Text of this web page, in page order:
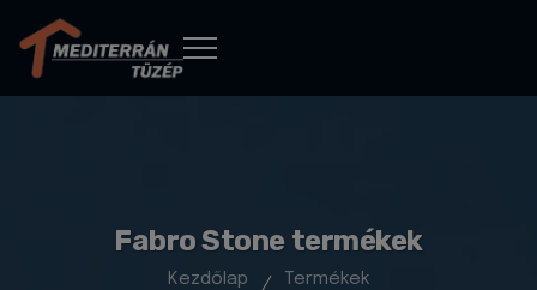
Fabro Stone termékek
Kezdőlap Termékek